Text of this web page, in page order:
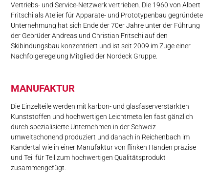
Vertriebs- und Service-Netzwerk vertrieben. Die 1960 von Albert
Fritschi als Atelier für Apparate- und Prototypenbau gegründete
Unternehmung hat sich Ende der 70er Jahre unter der Führung
der Gebrüder Andreas und Christian Fritschi auf den
Skibindungsbau konzentriert und ist seit 2009 im Zuge einer
Nachfolgeregelung Mitglied der Nordeck Gruppe.
MA­NU­FAK­TUR
Die Einzelteile werden mit karbon- und glasfaserverstärkten
Kunststoffen und hochwertigen Leichtmetallen fast gänzlich
durch spezialisierte Unternehmen in der Schweiz
umweltschonend produziert und danach in Reichenbach im
Kandertal wie in einer Manufaktur von flinken Händen präzise
und Teil für Teil zum hochwertigen Qualitätsprodukt
zusammengefügt.